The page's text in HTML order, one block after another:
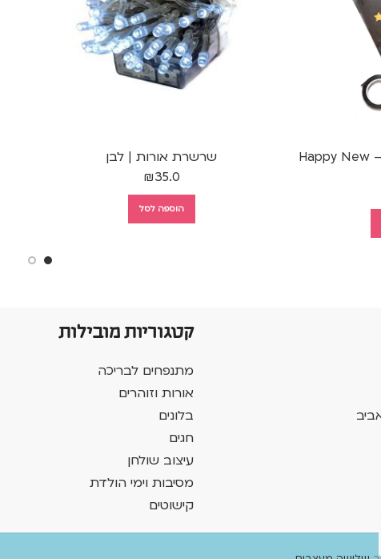
שרשרת דגלים שחורה – Happy New
שרשרת אורות | לבן
₪35.0
הוספה לסל
קטגוריות מובילות
מתנפחים לבריכה
אורות וזוהרים
בלונים
חגים
עיצוב שולחן
מסיבות וימי הולדת
קישוטים